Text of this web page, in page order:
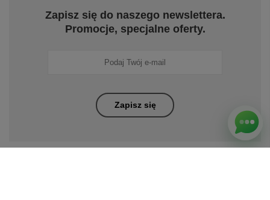
Zapisz się do naszego newslettera.
Promocje, specjalne oferty.
Zapisz się